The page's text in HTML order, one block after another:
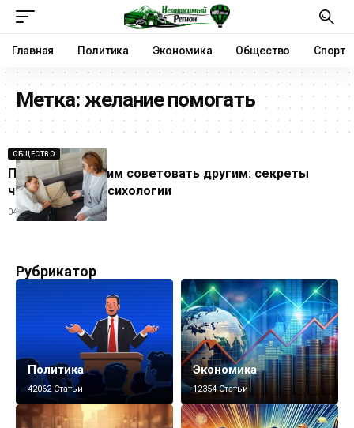
Главная Политика Экономика Общество Спорт
Метка: желание помогать
ОБЩЕСТВО
Почему мы любим советовать другим: секреты
человеческой психологии
04.07.2026
Рубрикатор
Политика
42062 Статьи
Экономика
12354 Статьи